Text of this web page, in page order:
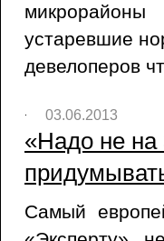
устаревшие
девелоперов
03.06.2013
«Надо не на
Самый